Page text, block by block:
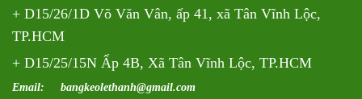
+ D15/26/1D Võ Văn Vân, ấp 41, xã Tân Vĩnh Lộc,
TP.HCM
+ D15/25/15N Ấp 4B, Xã Tân Vĩnh Lộc, TP.HCM
Email: bangkeolethanh@gmail.com